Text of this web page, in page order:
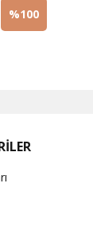
%100